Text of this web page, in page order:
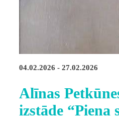
04.02.2026 - 27.02.2026
Alīnas
izstāde “Piena